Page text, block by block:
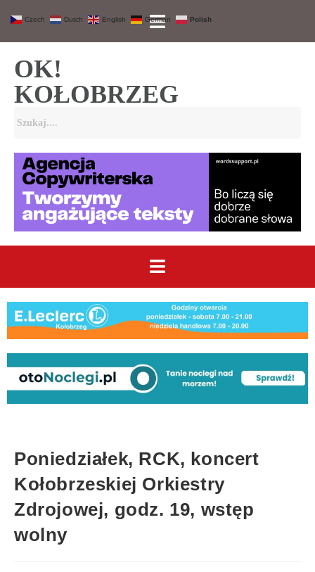
OK!
KOŁOBRZEG
Poniedziałek, RCK, koncert
Kołobrzeskiej Orkiestry
Zdrojowej, godz. 19, wstęp
wolny
Czech Dutch English German Polish